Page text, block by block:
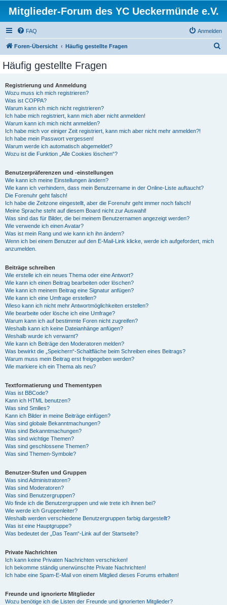
Mitglieder-Forum des YC Ueckermünde e.V.
FAQ Anmelden
Foren-Übersicht Häufig gestellte Fragen
Häufig gestellte Fragen
Registrierung und Anmeldung
Wozu muss ich mich registrieren?
Was ist COPPA?
Warum kann ich mich nicht registrieren?
Ich habe mich registriert, kann mich aber nicht anmelden!
Warum kann ich mich nicht anmelden?
Ich habe mich vor einiger Zeit registriert, kann mich aber nicht mehr anmelden?!
Ich habe mein Passwort vergessen!
Warum werde ich automatisch abgemeldet?
Wozu ist die Funktion „Alle Cookies löschen“?
Benutzerpräferenzen und -einstellungen
Wie kann ich meine Einstellungen ändern?
Wie kann ich verhindern, dass mein Benutzername in der Online-Liste auftaucht?
Die Forenuhr geht falsch!
Ich habe die Zeitzone eingestellt, aber die Forenuhr geht immer noch falsch!
Meine Sprache steht auf diesem Board nicht zur Auswahl!
Was sind das für Bilder, die bei meinem Benutzernamen angezeigt werden?
Wie verwende ich einen Avatar?
Was ist mein Rang und wie kann ich ihn ändern?
Wenn ich bei einem Benutzer auf den E-Mail-Link klicke, werde ich aufgefordert, mich
anzumelden.
Beiträge schreiben
Wie erstelle ich ein neues Thema oder eine Antwort?
Wie kann ich einen Beitrag bearbeiten oder löschen?
Wie kann ich meinem Beitrag eine Signatur anfügen?
Wie kann ich eine Umfrage erstellen?
Wieso kann ich nicht mehr Antwortmöglichkeiten erstellen?
Wie bearbeite oder lösche ich eine Umfrage?
Warum kann ich auf bestimmte Foren nicht zugreifen?
Weshalb kann ich keine Dateianhänge anfügen?
Weshalb wurde ich verwarnt?
Wie kann ich Beiträge den Moderatoren melden?
Was bewirkt die „Speichern“-Schaltfläche beim Schreiben eines Beitrags?
Warum muss mein Beitrag erst freigegeben werden?
Wie markiere ich ein Thema als neu?
Textformatierung und Thementypen
Was ist BBCode?
Kann ich HTML benutzen?
Was sind Smilies?
Kann ich Bilder in meine Beiträge einfügen?
Was sind globale Bekanntmachungen?
Was sind Bekanntmachungen?
Was sind wichtige Themen?
Was sind geschlossene Themen?
Was sind Themen-Symbole?
Benutzer-Stufen und Gruppen
Was sind Administratoren?
Was sind Moderatoren?
Was sind Benutzergruppen?
Wo finde ich die Benutzergruppen und wie trete ich ihnen bei?
Wie werde ich Gruppenleiter?
Weshalb werden verschiedene Benutzergruppen farbig dargestellt?
Was ist eine Hauptgruppe?
Was bedeutet der „Das Team“-Link auf der Startseite?
Private Nachrichten
Ich kann keine Privaten Nachrichten verschicken!
Ich bekomme ständig unerwünschte Private Nachrichten!
Ich habe eine Spam-E-Mail von einem Mitglied dieses Forums erhalten!
Freunde und ignorierte Mitglieder
Wozu benötige ich die Listen der Freunde und ignorierten Mitglieder?